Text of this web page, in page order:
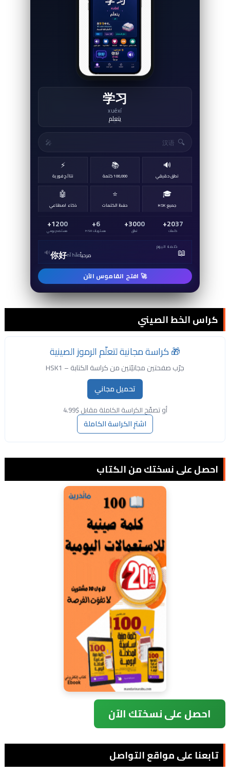
学习
xuéxí
يتعلم
↻
🔍
🎤
🔊
نطق حقيقي
📚
100,000 كلمة
⚡
نتائج فورية
🎓
جميع HSK
⭐
حفظ الكلمات
🤖
ذكاء اصطناعي
2037+
كلمات
3000+
نطق
6+
مستويات HSK
1200+
مستخدم يومي
📖كلمة اليوم
你好nǐ hǎoمرحباً 🔊
🚀 افتح القاموس الآن
كراس الخط الصيني
🎁 كراسة مجانية لتعلّم الرموز الصينية
جرّب صفحتين مجانيّتين من كراسة الكتابة – HSK1
تحميل مجاني
أو تصفّح الكراسة الكاملة مقابل $4.99
اشترِ الكراسة الكاملة
احصل على نسختك من الكتاب
احصل على نسختك الآن
تابعنا على مواقع التواصل